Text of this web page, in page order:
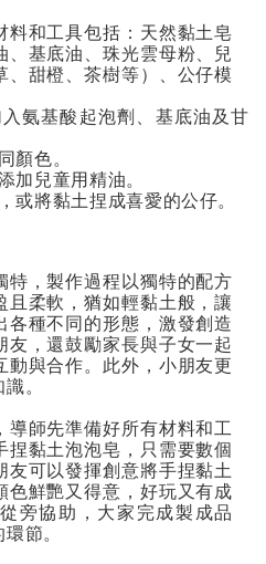
料和工具包括：天然黏土皂
、基底油、珠光雲母粉、兒
、甜橙、茶樹等）、公仔模
氨基酸起泡劑、基底油及甘
顏色。
加兒童用精油。
或將黏土捏成喜愛的公仔。
特，製作過程以獨特的配方
且柔軟，猶如輕黏土般，讓
各種不同的形態，激發創造
友，還鼓勵家長與子女一起
動與合作。此外，小朋友更
。
導師先準備好所有材料和工
捏黏土泡泡皂，只需要數個
友可以發揮創意將手捏黏土
色鮮艷又得意，好玩又有成
旁協助，大家完成製成品
節。